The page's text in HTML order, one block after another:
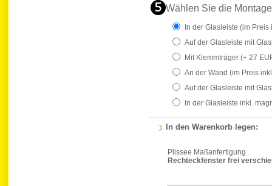
Wählen Sie die
In der Glasleiste (im Preis
Auf der Glasleiste mit
Mit Klemmträger (+ 27
An der Wand (im Preis
Auf der Glasleiste mit
In der Glasleiste inkl.
In den Warenkorb legen:
Plissee Maßanfertigung
Rechteckfenster frei